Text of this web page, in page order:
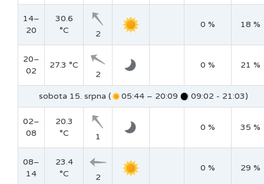
14–
20
30.6
°C
2
0 % 18 %
20–
02
27.3 °C
2
0 % 21 %
sobota 15. srpna ( 05:44 – 20:09 09:02 - 21:03)
02–
08
20.3
°C
1
0 % 35 %
08–
14
23.4
°C
2
0 % 29 %